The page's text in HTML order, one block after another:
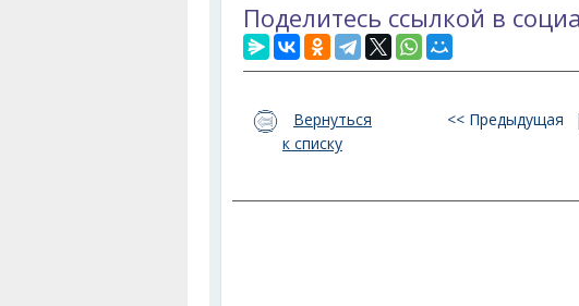
Поделитесь ссылкой в
Вернуться
к списку
<< Предыдущая |